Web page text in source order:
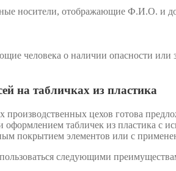
носители, отображающие Ф.И.О. и
человека о наличии опасности
на табличках из пластика
цехов готова
оформлением табличек из пластика
покрытием элементов или с
следующими